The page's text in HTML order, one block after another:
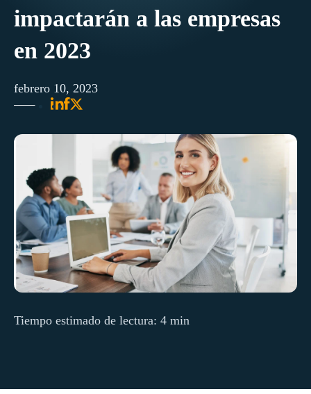
impactarán a las empresas
en 2023
febrero 10, 2023
Tiempo estimado de lectura: 4 min